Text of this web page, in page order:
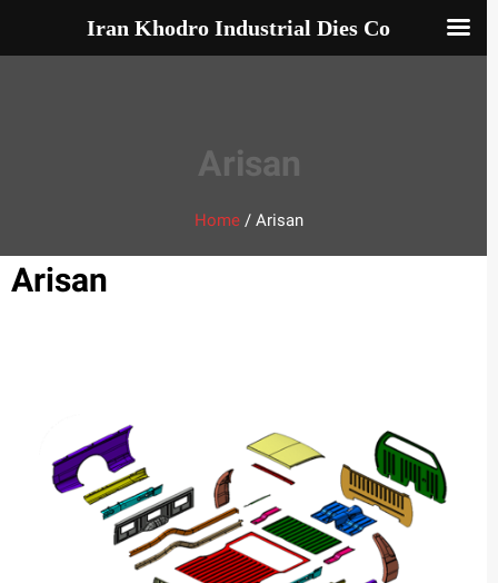
Arisan
Home/Arisan
Arisan
Iran Khodro Industrial Dies Co